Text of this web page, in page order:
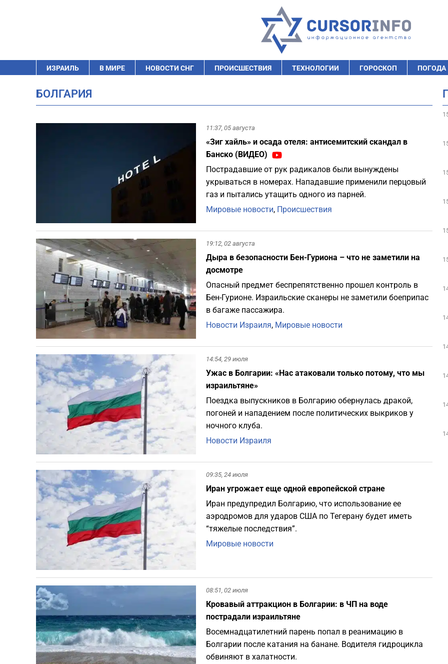
ИЗРАИЛЬ В МИРЕ НОВОСТИ СНГ ПРОИСШЕСТВИЯ ТЕХНОЛОГИИ ГОРОСКОП ПОГОДА
БОЛГАРИЯ
11:37, 05 августа
«Зиг хайль» и осада отеля: антисемитский скандал в
Банско (ВИДЕО)
Пострадавшие от рук радикалов были вынуждены
укрываться в номерах. Нападавшие применили перцовый
газ и пытались утащить одного из парней.
Мировые новости, Происшествия
19:12, 02 августа
Дыра в безопасности Бен-Гуриона – что не заметили на
досмотре
Опасный предмет беспрепятственно прошел контроль в
Бен-Гурионе. Израильские сканеры не заметили боеприпас
в багаже пассажира.
Новости Израиля, Мировые новости
14:54, 29 июля
Ужас в Болгарии: «Нас атаковали только потому, что мы
израильтяне»
Поездка выпускников в Болгарию обернулась дракой,
погоней и нападением после политических выкриков у
ночного клуба.
Новости Израиля
09:35, 24 июля
Иран угрожает еще одной европейской стране
Иран предупредил Болгарию, что использование ее
аэродромов для ударов США по Тегерану будет иметь
“тяжелые последствия”.
Мировые новости
08:51, 02 июля
Кровавый аттракцион в Болгарии: в ЧП на воде
пострадали израильтяне
Восемнадцатилетний парень попал в реанимацию в
Болгарии после катания на банане. Водителя гидроцикла
обвиняют в халатности.